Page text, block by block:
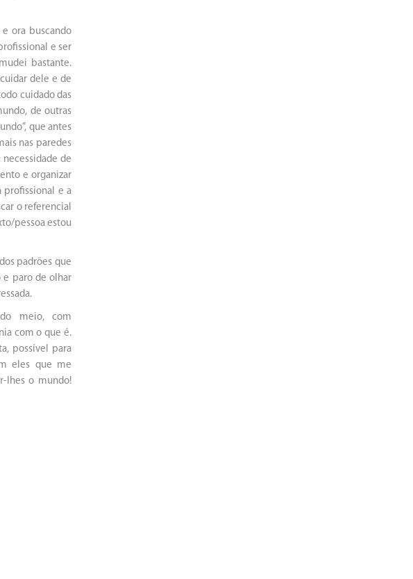
ora buscando
e ser
bastante.
dele e de
cuidado das
de outras
que antes
nas paredes
de
e organizar
profissional e a
o referencial
pessoa estou
padrões que
e paro de olhar
meio, com
com o que é.
possível para
eles que me
lhes o mundo!